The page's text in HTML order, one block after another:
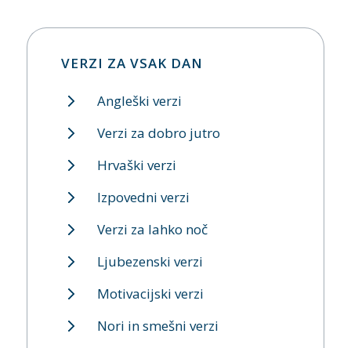
VERZI ZA VSAK DAN
Angleški verzi
Verzi za dobro jutro
Hrvaški verzi
Izpovedni verzi
Verzi za lahko noč
Ljubezenski verzi
Motivacijski verzi
Nori in smešni verzi